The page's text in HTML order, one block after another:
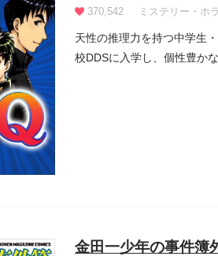
370,542 ミステリー・ホ
天性の推理力を持つ中学生
校DDSに入学し、個性豊か
金田一少年の事件